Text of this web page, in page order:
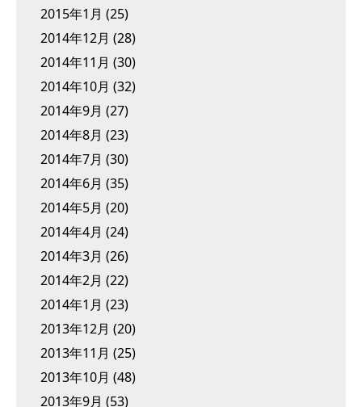
2015年1月 (25)
2014年12月 (28)
2014年11月 (30)
2014年10月 (32)
2014年9月 (27)
2014年8月 (23)
2014年7月 (30)
2014年6月 (35)
2014年5月 (20)
2014年4月 (24)
2014年3月 (26)
2014年2月 (22)
2014年1月 (23)
2013年12月 (20)
2013年11月 (25)
2013年10月 (48)
2013年9月 (53)